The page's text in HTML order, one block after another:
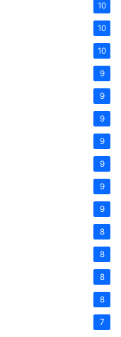
10
10
10
9
9
9
9
9
9
9
8
8
8
8
7